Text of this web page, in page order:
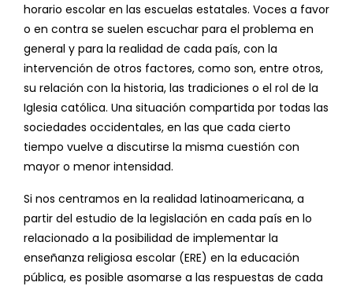
horario escolar en las escuelas estatales. Voces a favor
o en contra se suelen escuchar para el problema en
general y para la realidad de cada país, con la
intervención de otros factores, como son, entre otros,
su relación con la historia, las tradiciones o el rol de la
Iglesia católica. Una situación compartida por todas las
sociedades occidentales, en las que cada cierto
tiempo vuelve a discutirse la misma cuestión con
mayor o menor intensidad.
Si nos centramos en la realidad latinoamericana, a
partir del estudio de la legislación en cada país en lo
relacionado a la posibilidad de implementar la
enseñanza religiosa escolar (ERE) en la educación
pública, es posible asomarse a las respuestas de cada